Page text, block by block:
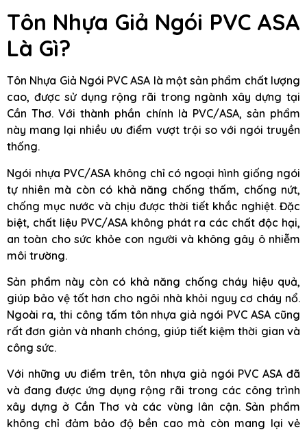
Tôn Nhựa Giả Ngói PVC ASA
Là Gì?
Tôn Nhựa Giả Ngói PVC ASA là một sản phẩm chất lượng
cao, được sử dụng rộng rãi trong ngành xây dựng tại
Cần Thơ. Với thành phần chính là PVC/ASA, sản phẩm
này mang lại nhiều ưu điểm vượt trội so với ngói truyền
thống.
Ngói nhựa PVC/ASA không chỉ có ngoại hình giống ngói
tự nhiên mà còn có khả năng chống thấm, chống nứt,
chống mục nước và chịu được thời tiết khắc nghiệt. Đặc
biệt, chất liệu PVC/ASA không phát ra các chất độc hại,
an toàn cho sức khỏe con người và không gây ô nhiễm
môi trường.
Sản phẩm này còn có khả năng chống cháy hiệu quả,
giúp bảo vệ tốt hơn cho ngôi nhà khỏi nguy cơ cháy nổ.
Ngoài ra, thi công tấm tôn nhựa giả ngói PVC ASA cũng
rất đơn giản và nhanh chóng, giúp tiết kiệm thời gian và
công sức.
Với những ưu điểm trên, tôn nhựa giả ngói PVC ASA đã
và đang được ứng dụng rộng rãi trong các công trình
xây dựng ở Cần Thơ và các vùng lân cận. Sản phẩm
không chỉ đảm bảo độ bền cao mà còn mang lại vẻ